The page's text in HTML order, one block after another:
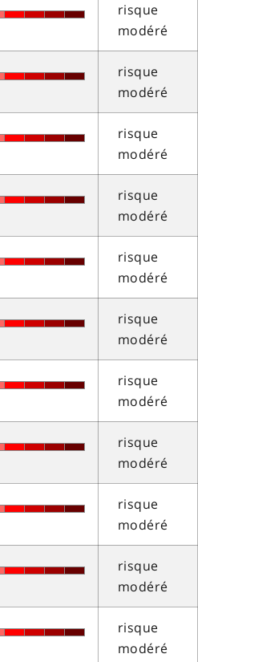
risque
modéré
risque
modéré
risque
modéré
risque
modéré
risque
modéré
risque
modéré
risque
modéré
risque
modéré
risque
modéré
risque
modéré
risque
modéré